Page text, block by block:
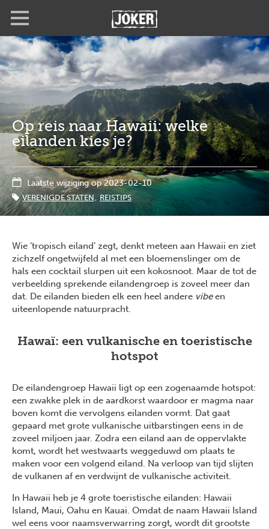
de
inhoud
gaan
Op reis naar Hawaii: welke
eilanden kies je?
Laatste wijziging op 2023-02-10
VERENIGDE STATEN REISTIPS
Wie ‘tropisch eiland’ zegt, denkt meteen aan Hawaii en ziet
zichzelf ongetwijfeld al met een bloemenslinger om de
hals een cocktail slurpen uit een kokosnoot. Maar de tot de
verbeelding sprekende eilandengroep is zoveel meer dan
dat. De eilanden bieden elk een heel andere vibeen
uiteenlopende natuurpracht.
Hawaï: een vulkanische en toeristische
hotspot
De eilandengroep Hawaii ligt op een zogenaamde hotspot:
een zwakke plek in de aardkorst waardoor er magma naar
boven komt die vervolgens eilanden vormt. Dat gaat
gepaard met grote vulkanische uitbarstingen eens in de
zoveel miljoen jaar. Zodra een eiland aan de oppervlakte
komt, wordt het westwaarts weggeduwd om plaats te
maken voor een volgend eiland. Na verloop van tijd slijten
de vulkanen af en verdwijnt de vulkanische activiteit.
In Hawaii heb je 4 grote toeristische eilanden: Hawaii
Island, Maui, Oahu en Kauai. Omdat de naam Hawaii Island
wel eens voor naamsverwarring zorgt, wordt dit grootste